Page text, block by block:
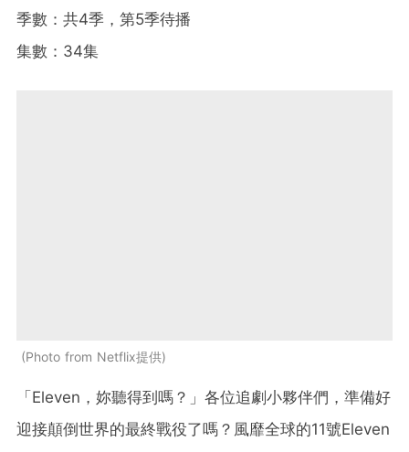
季數：共4季，第5季待播
集數：34集
Photo from Netflix提供
「Eleven，妳聽得到嗎？」各位追劇小夥伴們，準備好
迎接顛倒世界的最終戰役了嗎？風靡全球的11號Eleven